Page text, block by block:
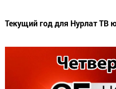
Текущий год для Нурлат ТВ